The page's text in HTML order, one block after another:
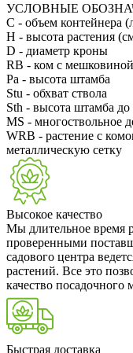
УСЛОВНЫЕ
С - объем контейнера
H - высота растения
D - диаметр кроны
RB - ком с мешковиной
Pa - высота штамба
Stu - обхват ствола
Sth - высота штамба
MS - многоствольное
WRB - растение с
металлическую сетку
Высокое качество
Мы длительное время
проверенными
садового центра
растений. Все это
качество посадочного
Быстрая доставка